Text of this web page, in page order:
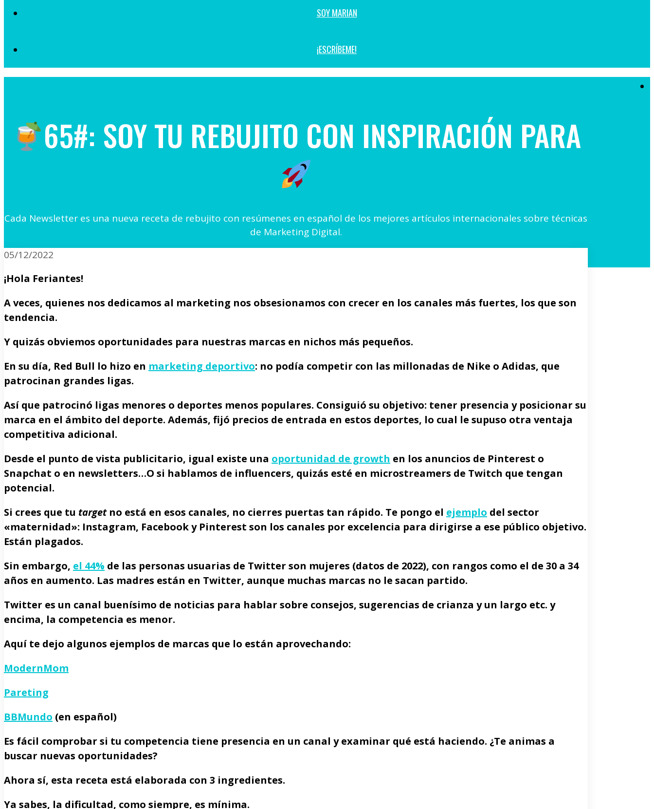
SOY MARIAN
¡ESCRÍBEME!
65#: SOY TU REBUJITO CON INSPIRACIÓN PARA
Cada Newsletter es una nueva receta de rebujito con resúmenes en español de los mejores artículos internacionales sobre técnicas
de Marketing Digital.
05/12/2022
¡Hola Feriantes!
A veces, quienes nos dedicamos al marketing nos obsesionamos con crecer en los canales más fuertes, los que son
tendencia.
Y quizás obviemos oportunidades para nuestras marcas en nichos más pequeños.
En su día, Red Bull lo hizo en marketing deportivo: no podía competir con las millonadas de Nike o Adidas, que
patrocinan grandes ligas.
Así que patrocinó ligas menores o deportes menos populares. Consiguió su objetivo: tener presencia y posicionar su
marca en el ámbito del deporte. Además, fijó precios de entrada en estos deportes, lo cual le supuso otra ventaja
competitiva adicional.
Desde el punto de vista publicitario, igual existe una oportunidad de growth en los anuncios de Pinterest o
Snapchat o en newsletters…O si hablamos de influencers, quizás esté en microstreamers de Twitch que tengan
potencial.
Si crees que tu targetno está en esos canales, no cierres puertas tan rápido. Te pongo el ejemplo del sector
«maternidad»: Instagram, Facebook y Pinterest son los canales por excelencia para dirigirse a ese público objetivo.
Están plagados.
Sin embargo, el 44% de las personas usuarias de Twitter son mujeres (datos de 2022), con rangos como el de 30 a 34
años en aumento. Las madres están en Twitter, aunque muchas marcas no le sacan partido.
Twitter es un canal buenísimo de noticias para hablar sobre consejos, sugerencias de crianza y un largo etc. y
encima, la competencia es menor.
Aquí te dejo algunos ejemplos de marcas que lo están aprovechando:
ModernMom
Pareting
BBMundo (en español)
Es fácil comprobar si tu competencia tiene presencia en un canal y examinar qué está haciendo. ¿Te animas a
buscar nuevas oportunidades?
Ahora sí, esta receta está elaborada con 3 ingredientes​.
Ya sabes, la dificultad, como siempre, es mínima.